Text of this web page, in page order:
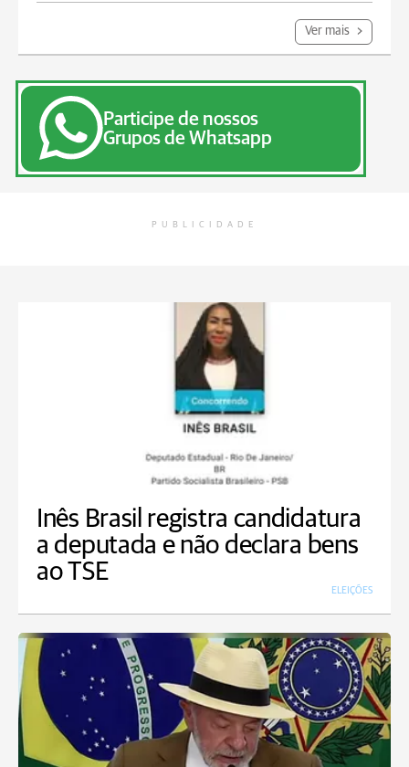
Ver mais
Participe de nossos
Grupos de Whatsapp
PUBLICIDADE
Inês Brasil registra candidatura
a deputada e não declara bens
ao TSE
ELEIÇÕES